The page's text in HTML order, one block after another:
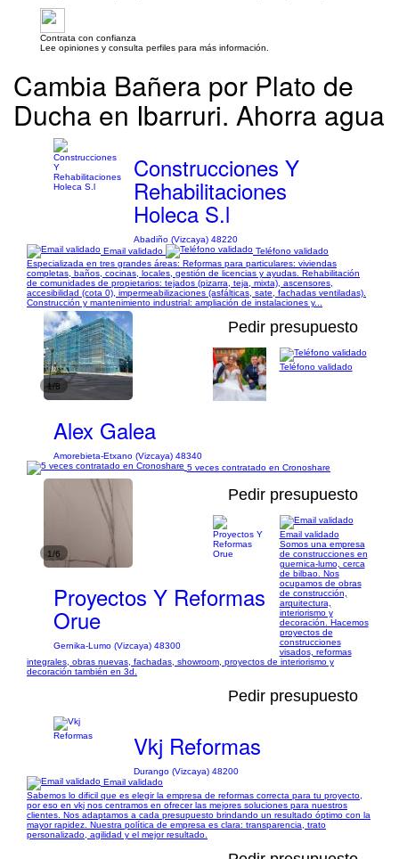
Contrata con confianza
Lee opiniones y consulta perfiles para más información.
Cambia Bañera por Plato de
Ducha en Ibarruri. Ahorra agua
Construcciones Y
Rehabilitaciones
Holeca S.l
Abadiño (Vizcaya) 48220
Email validado
Teléfono validado
Especializada en tres grandes áreas: Reformas para particulares: viviendas
completas, baños, cocinas, locales, gestión de licencias y ayudas. Rehabilitación
de comunidades de propietarios: tejados (pizarra, teja, mixta), ascensores,
accesibilidad (cota 0), impermeabilizaciones (asfálticas, sate, fachadas ventiladas).
Construcción y mantenimiento industrial: ampliación de instalaciones y...
1/8
Pedir presupuesto
Alex Galea
Amorebieta-Etxano (Vizcaya) 48340
Teléfono validado
5 veces contratado en Cronoshare
1/6
Pedir presupuesto
Proyectos Y Reformas
Orue
Gernika-Lumo (Vizcaya) 48300
Email validado
Somos una empresa
de construcciones en
guernica-lumo, cerca
de bilbao. Nos
ocupamos de obras
de construcción,
arquitectura,
interiorismo y
decoración. Hacemos
proyectos de
construcciones
visados, reformas
integrales, obras nuevas, fachadas, showroom, proyectos de interiorismo y
decoración también en 3d.
Pedir presupuesto
Vkj Reformas
Durango (Vizcaya) 48200
Email validado
Sabemos lo dificil que es elegir la empresa de reformas correcta para tu proyecto,
por eso en vkj nos centramos en ofrecer las mejores soluciones para nuestros
clientes. Nos adaptamos a cada presupuesto brindando un resultado óptimo con la
mayor rapidez. Nuestra política de empresa es clara: transparencia, trato
personalizado, agilidad y el mejor resultado.